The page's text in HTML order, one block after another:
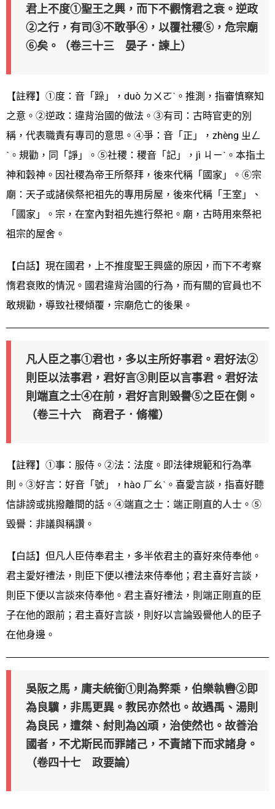
君上不度①聖王之興，而下不觀惰君之衰。逆政
②之行，有司③不敢爭④，以覆社稷⑤，危宗廟
⑥矣。（卷三十三 晏子．諫上）
【註釋】①度：音「跺」，duò ㄉㄨㄛˋ。推測，指審慎察知
之意。②逆政：違背治國的做法。③有司：古時官吏的別
稱，代表職責有專司的意思。④爭：音「正」，zhèng ㄓㄥ
ˋ。規勸，同「諍」。⑤社稷：稷音「記」，jì ㄐㄧˋ。本指土
神和穀神。因社稷為帝王所祭拜，後來代稱「國家」。⑥宗
廟：天子或諸侯祭祀祖先的專用房屋，後來代稱「王室」、
「國家」。宗，在室內對祖先進行祭祀。廟，古時用來祭祀
祖宗的屋舍。
【白話】現在國君，上不推度聖王興盛的原因，而下不考察
惰君衰敗的情況。國君違背治國的行為，而有關的官員也不
敢規勸，導致社稷傾覆，宗廟危亡的後果。
凡人臣之事①君也，多以主所好事君。君好法②
則臣以法事君，君好言③則臣以言事君。君好法
則端直之士④在前，君好言則毀譽⑤之臣在側。
（卷三十六 商君子．脩權）
【註釋】①事：服侍。②法：法度。即法律規範和行為準
則。③好言：好音「號」，hào ㄏㄠˋ。喜愛言談，指喜好聽
信誹謗或挑撥離間的話。④端直之士：端正剛直的人士。⑤
毀譽：非議與稱讚。
【白話】但凡人臣侍奉君主，多半依君主的喜好來侍奉他。
君主愛好禮法，則臣下便以禮法來侍奉他；君主喜好言談，
則臣下便以言談來侍奉他。君主喜好禮法，則端正剛直的臣
子在他的跟前；君主喜好言談，則好以言論毀譽他人的臣子
在他身邊。
吳阪之馬，庸夫統銜①則為弊乘，伯樂執轡②即
為良驥，非馬更異。教民亦然也。故遇禹、湯則
為良民，遭桀、紂則為凶頑，治使然也。故善治
國者，不尤斯民而罪諸己，不責諸下而求諸身。
（卷四十七 政要論）